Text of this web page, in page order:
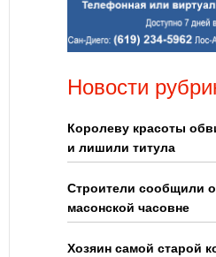
Новости
Королеву красоты
и лишили титула
Строители сообщили о
масонской часовне
Хозяин самой старой